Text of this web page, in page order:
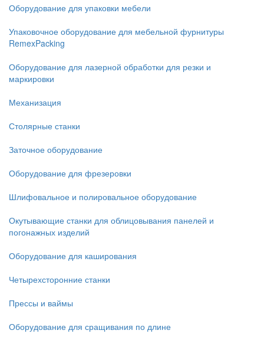
Оборудование для упаковки мебели
Упаковочное оборудование для мебельной фурнитуры
RemexPacking
Оборудование для лазерной обработки для резки и
маркировки
Механизация
Столярные станки
Заточное оборудование
Оборудование для фрезеровки
Шлифовальное и полировальное оборудование
Окутывающие станки для облицовывания панелей и
погонажных изделий
Оборудование для каширования
Четырехсторонние станки
Прессы и ваймы
Оборудование для сращивания по длине